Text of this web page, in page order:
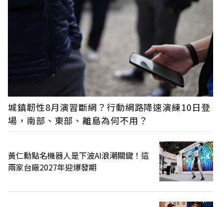
城鎮韌性8月演習斷網？行動網路降速演練10日登
場，南部、東部、離島為何不用？
黃仁勳點名機器人是下波AI浪潮關鍵！這
兩家台廠2027年迎爆發期